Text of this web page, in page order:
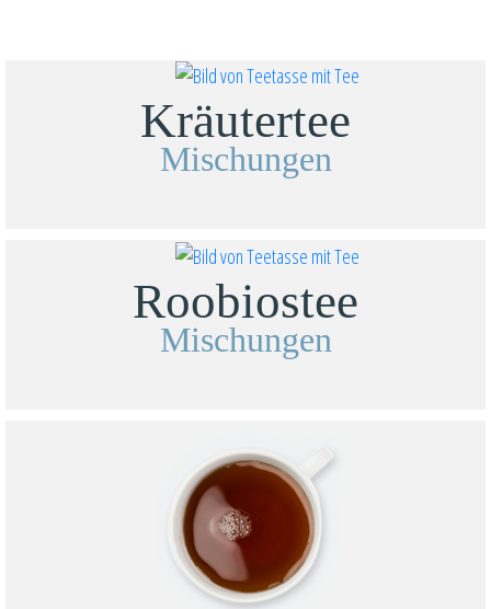
Kräutertee
Mischungen
Roobiostee
Mischungen